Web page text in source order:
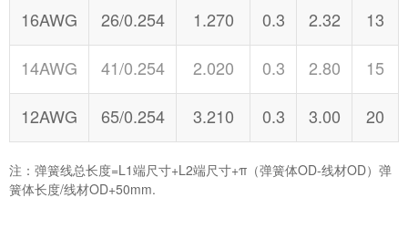
16AWG 26/0.254 1.270 0.3 2.32 13
14AWG 41/0.254 2.020 0.3 2.80 15
12AWG 65/0.254 3.210 0.3 3.00 20
注：弹簧线总长度=L1端尺寸+L2端尺寸+π（弹簧体OD-线材OD）弹
簧体长度/线材OD+50mm.